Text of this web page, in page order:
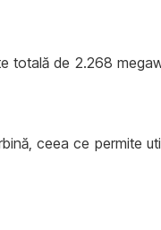
totală de 2.268
ceea ce permite